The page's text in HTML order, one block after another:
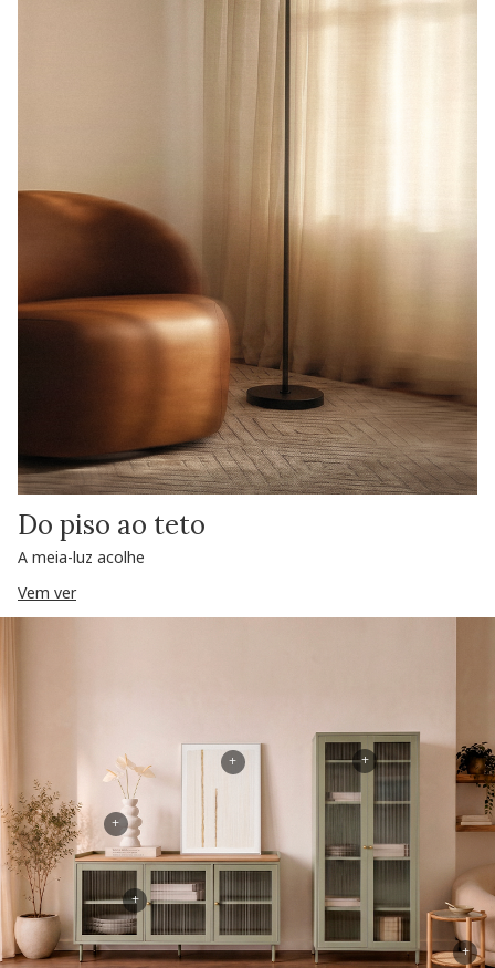
Do piso ao teto
A meia-luz acolhe
Vem ver
+
+
+
+
+